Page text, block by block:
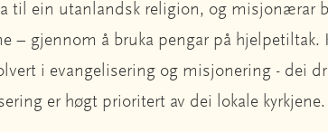
til ein utanlandsk religion, og misjonærar
– gjennom å bruka pengar på
i evangelisering og misjonering - dei
er høgt prioritert av dei lokale kyrkjene.